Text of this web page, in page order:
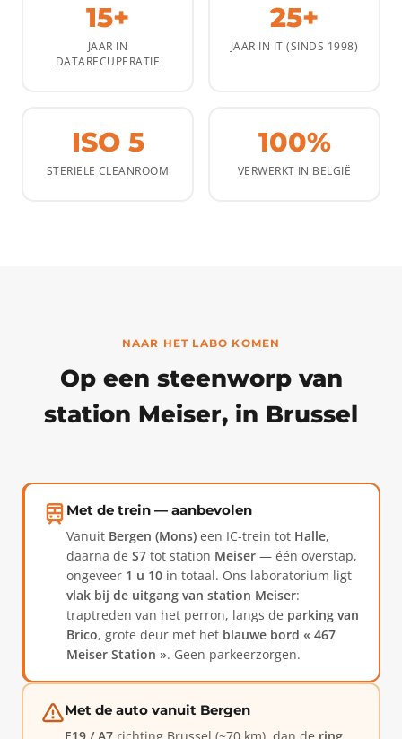
15+
JAAR IN
DATARECUPERATIE
25+
JAAR IN IT (SINDS 1998)
ISO 5
STERIELE CLEANROOM
100%
VERWERKT IN BELGIË
NAAR HET LABO KOMEN
Op een steenworp van
station Meiser, in Brussel
Met de trein — aanbevolen
Vanuit Bergen (Mons) een IC-trein tot Halle,
daarna de S7 tot station Meiser — één overstap,
ongeveer 1 u 10 in totaal. Ons laboratorium ligt
vlak bij de uitgang van station Meiser:
traptreden van het perron, langs de parking van
Brico, grote deur met het blauwe bord « 467
Meiser Station ». Geen parkeerzorgen.
Met de auto vanuit Bergen